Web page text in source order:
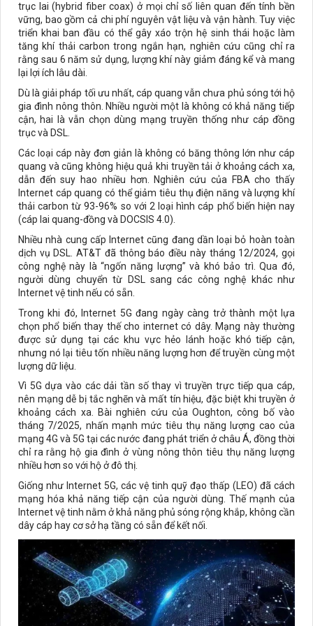
trục lai (hybrid fiber coax) ở mọi chỉ số liên quan đến tính bền
vững, bao gồm cả chi phí nguyên vật liệu và vận hành. Tuy việc
triển khai ban đầu có thể gây xáo trộn hệ sinh thái hoặc làm
tăng khí thải carbon trong ngắn hạn, nghiên cứu cũng chỉ ra
rằng sau 6 năm sử dụng, lượng khí này giảm đáng kể và mang
lại lợi ích lâu dài.
Dù là giải pháp tối ưu nhất, cáp quang vẫn chưa phủ sóng tới hộ
gia đình nông thôn. Nhiều người một là không có khả năng tiếp
cận, hai là vẫn chọn dùng mạng truyền thống như cáp đồng
trục và DSL.
Các loại cáp này đơn giản là không có băng thông lớn như cáp
quang và cũng không hiệu quả khi truyền tải ở khoảng cách xa,
dẫn đến suy hao nhiều hơn. Nghiên cứu của FBA cho thấy
Internet cáp quang có thể giảm tiêu thụ điện năng và lượng khí
thải carbon từ 93-96% so với 2 loại hình cáp phổ biến hiện nay
(cáp lai quang-đồng và DOCSIS 4.0).
Nhiều nhà cung cấp Internet cũng đang dần loại bỏ hoàn toàn
dịch vụ DSL. AT&T đã thông báo điều này tháng 12/2024, gọi
công nghệ này là “ngốn năng lượng” và khó bảo trì. Qua đó,
người dùng chuyển từ DSL sang các công nghệ khác như
Internet vệ tinh nếu có sẵn.
Trong khi đó, Internet 5G đang ngày càng trở thành một lựa
chọn phổ biến thay thế cho internet có dây. Mạng này thường
được sử dụng tại các khu vực hẻo lánh hoặc khó tiếp cận,
nhưng nó lại tiêu tốn nhiều năng lượng hơn để truyền cùng một
lượng dữ liệu.
Vì 5G dựa vào các dải tần số thay vì truyền trực tiếp qua cáp,
nên mạng dễ bị tắc nghẽn và mất tín hiệu, đặc biệt khi truyền ở
khoảng cách xa. Bài nghiên cứu của Oughton, công bố vào
tháng 7/2025, nhấn mạnh mức tiêu thụ năng lượng cao của
mạng 4G và 5G tại các nước đang phát triển ở châu Á, đồng thời
chỉ ra rằng hộ gia đình ở vùng nông thôn tiêu thụ năng lượng
nhiều hơn so với hộ ở đô thị.
Giống như Internet 5G, các vệ tinh quỹ đạo thấp (LEO) đã cách
mạng hóa khả năng tiếp cận của người dùng. Thế mạnh của
Internet vệ tinh nằm ở khả năng phủ sóng rộng khắp, không cần
dây cáp hay cơ sở hạ tầng có sẵn để kết nối.